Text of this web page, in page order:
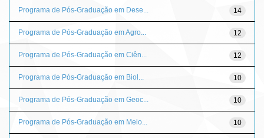
14
Programa de Pós-Graduação em Dese...
12
Programa de Pós-Graduação em Agro...
12
Programa de Pós-Graduação em Ciên...
10
Programa de Pós-Graduação em Biol...
10
Programa de Pós-Graduação em Geoc...
10
Programa de Pós-Graduação em Meio...